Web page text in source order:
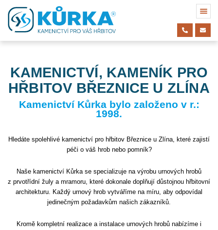
KAMENICTVÍ, KAMENÍK PRO
HŘBITOV BŘEZNICE U ZLÍNA
Kamenictví Kůrka bylo založeno v r.:
1998.
Hledáte spolehlivé kamenictví pro hřbitov Březnice u Zlína, které zajistí
péči o váš hrob nebo pomník?
Naše kamenictví Kůrka se specializuje na výrobu urnových hrobů
z prvotřídní žuly a mramoru, které dokonale doplňují důstojnou hřbitovní
architekturu. Každý urnový hrob vytváříme na míru, aby odpovídal
jedinečným požadavkům našich zákazníků.
Kromě kompletní realizace a instalace urnových hrobů nabízíme i